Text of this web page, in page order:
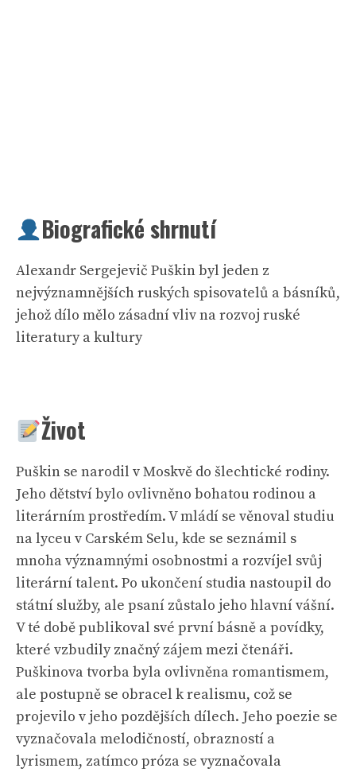
Biografické shrnutí
Alexandr Sergejevič Puškin byl jeden z
nejvýznamnějších ruských spisovatelů a básníků,
jehož dílo mělo zásadní vliv na rozvoj ruské
literatury a kultury
Život
Puškin se narodil v Moskvě do šlechtické rodiny.
Jeho dětství bylo ovlivněno bohatou rodinou a
literárním prostředím. V mládí se věnoval studiu
na lyceu v Carském Selu, kde se seznámil s
mnoha významnými osobnostmi a rozvíjel svůj
literární talent. Po ukončení studia nastoupil do
státní služby, ale psaní zůstalo jeho hlavní vášní.
V té době publikoval své první básně a povídky,
které vzbudily značný zájem mezi čtenáři.
Puškinova tvorba byla ovlivněna romantismem,
ale postupně se obracel k realismu, což se
projevilo v jeho pozdějších dílech. Jeho poezie se
vyznačovala melodičností, obrazností a
lyrismem, zatímco próza se vyznačovala